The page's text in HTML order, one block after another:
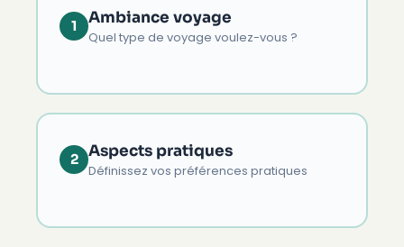
1 Ambiance voyage
Quel type de voyage voulez-vous ?
2 Aspects pratiques
Définissez vos préférences pratiques